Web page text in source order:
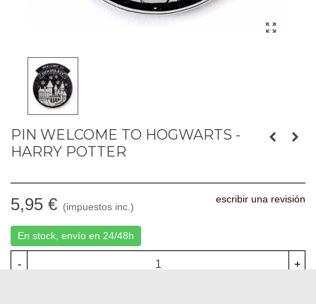
PIN WELCOME TO HOGWARTS -
HARRY POTTER
5,95 € (impuestos inc.)
escribir una revisión
En stock, envío en 24/48h
- +